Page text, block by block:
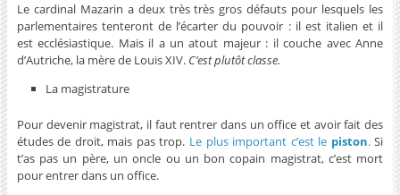
Le cardinal Mazarin a deux très très gros défauts pour lesquels les
parlementaires tenteront de l’écarter du pouvoir : il est italien et il
est ecclésiastique. Mais il a un atout majeur : il couche avec Anne
d’Autriche, la mère de Louis XIV. C’est plutôt classe.
La magistrature
Pour devenir magistrat, il faut rentrer dans un office et avoir fait des
études de droit, mais pas trop. Le plus important c’est le piston.Si
t’as pas un père, un oncle ou un bon copain magistrat, c’est mort
pour entrer dans un office.